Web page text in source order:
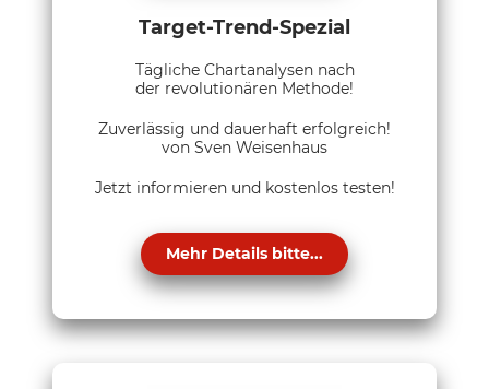
Target-Trend-Spezial
Tägliche Chartanalysen nach
der revolutionären Methode!
Zuverlässig und dauerhaft erfolgreich!
von Sven Weisenhaus
Jetzt informieren und kostenlos testen!
Mehr Details bitte...